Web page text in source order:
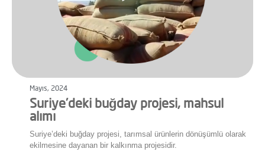
Mayıs, 2024
Suriye’deki buğday projesi, mahsul
alımı
Suriye’deki buğday projesi, tarımsal ürünlerin dönüşümlü olarak
ekilmesine dayanan bir kalkınma projesidir.